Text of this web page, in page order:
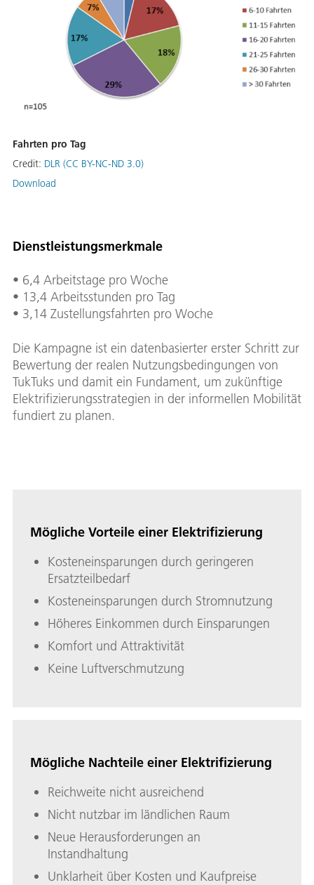
Fahrten pro Tag
Credit: DLR (CC BY-NC-ND 3.0)
Download
Dienstleistungsmerkmale
• 6,4 Arbeitstage pro Woche
• 13,4 Arbeitsstunden pro Tag
• 3,14 Zustellungsfahrten pro Woche
Die Kampagne ist ein datenbasierter erster Schritt zur
Bewertung der realen Nutzungsbedingungen von
TukTuks und damit ein Fundament, um zukünftige
Elektrifizierungsstrategien in der informellen Mobilität
fundiert zu planen.
Mögliche Vorteile einer Elektrifizierung
Kosteneinsparungen durch geringeren
Ersatzteilbedarf
Kosteneinsparungen durch Stromnutzung
Höheres Einkommen durch Einsparungen
Komfort und Attraktivität
Keine Luftverschmutzung
Mögliche Nachteile einer Elektrifizierung
Reichweite nicht ausreichend
Nicht nutzbar im ländlichen Raum
Neue Herausforderungen an
Instandhaltung
Unklarheit über Kosten und Kaufpreise